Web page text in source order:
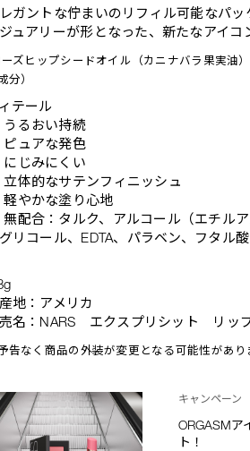
ガントな佇まいのリフィル可能なパ
ュアリーが形となった、新たなアイコ
ズヒップシードオイル（カニナバラ果実油
分）
テール
うるおい持続
ピュアな発色
にじみにくい
立体的なサテンフィニッシュ
軽やかな塗り心地
無配合：タルク、アルコール（エチル
リコール、EDTA、パラベン、フタル
地：アメリカ
名：NARS エクスプリシット リッ
告なく商品の外装が変更となる可能性があり
キャンペーン
ORGASMア
ト！